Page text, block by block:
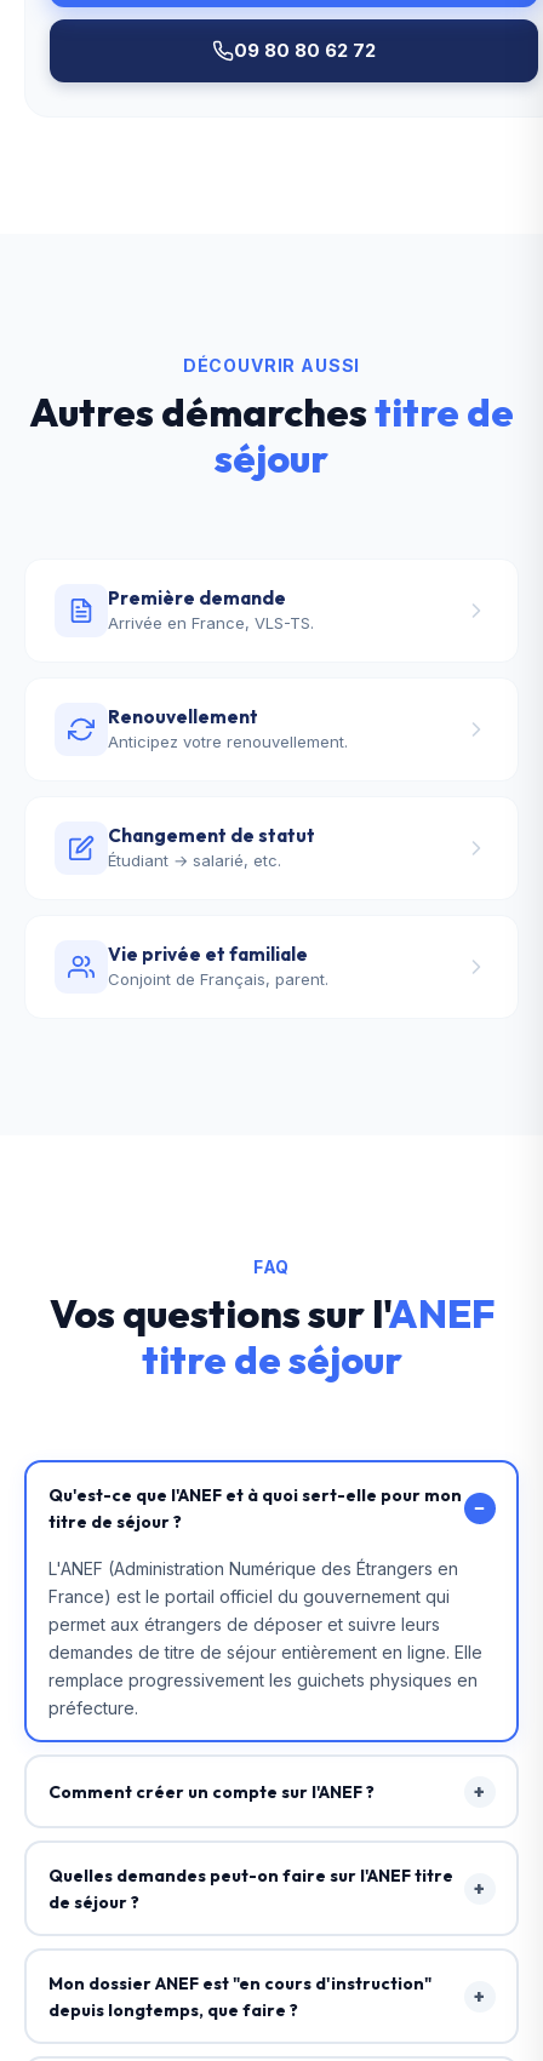
09 80 80 62 72
DÉCOUVRIR AUSSI
Autres démarchestitre de
séjour
Première demande
Arrivée en France, VLS-TS.
Renouvellement
Anticipez votre renouvellement.
Changement de statut
Étudiant → salarié, etc.
Vie privée et familiale
Conjoint de Français, parent.
FAQ
Vos questions sur l'ANEF
titre de séjour
Qu'est-ce que l'ANEF et à quoi sert-elle pour mon
titre de séjour ?
−
L'ANEF (Administration Numérique des Étrangers en
France) est le portail officiel du gouvernement qui
permet aux étrangers de déposer et suivre leurs
demandes de titre de séjour entièrement en ligne. Elle
remplace progressivement les guichets physiques en
préfecture.
Comment créer un compte sur l'ANEF ? +
Rendez-vous sur administration-etrangers-en-
france.interieur.gouv.fr. Cliquez sur "Créer un compte",
renseignez votre email, créez un mot de passe, puis
voyage. Vous recevrez un email de confirmation.
Quelles demandes peut-on faire sur l'ANEF titre
de séjour ?
+
Via l'ANEF, vous pouvez effectuer : une première
demande de titre de séjour, un renouvellement, un
changement d'adresse, une demande de duplicata, et
Mon dossier ANEF est "en cours d'instruction"
depuis longtemps, que faire ?
+
Un dossier en cours d'instruction depuis plus de 4 mois